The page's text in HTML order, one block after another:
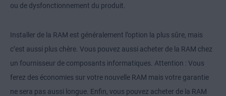
ou de dysfonctionnement du produit.
Installer de la RAM est généralement l’option la plus sûre, mais
c’est aussi plus chère. Vous pouvez aussi acheter de la RAM chez
un fournisseur de composants informatiques. Attention : Vous
ferez des économies sur votre nouvelle RAM mais votre garantie
ne sera pas aussi longue. Enfin, vous pouvez acheter de la RAM